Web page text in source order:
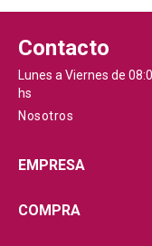
Contacto
Lunes a Viernes de
hs
Nosotros
EMPRESA
COMPRA